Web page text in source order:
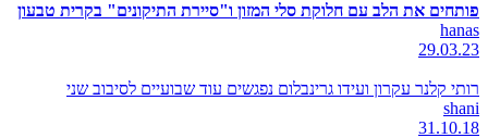
פותחים את הלב עם חלוקת סלי המזון ו"סיירת התיקונים" בקרית טבעון
hanas
29.03.23
רותי קלנר עקרון ועידו גרינבלום נפגשים עוד שבועיים לסיבוב שני
shani
31.10.18